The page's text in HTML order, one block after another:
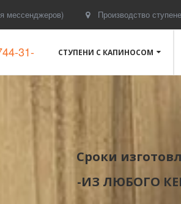
мессенджеров) Производство
31-
СТУПЕНИ С КАПИНОСОМ
Сроки
-ИЗ ЛЮБОГО